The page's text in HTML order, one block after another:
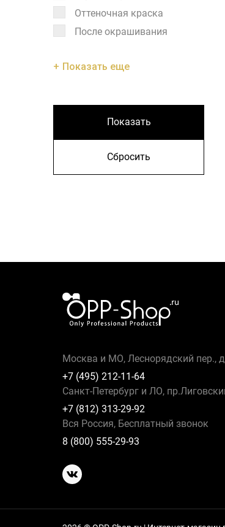
Оттеночная краска
После окрашивания
Показать еще
Показать
Сбросить
Москва и МО, Леснорядский пер.,
+7 (495) 212-11-64
Санкт-Петербург и ЛО,
+7 (812) 313-29-92
Вся Россия, Бесплатный звонок
8 (800) 555-29-93